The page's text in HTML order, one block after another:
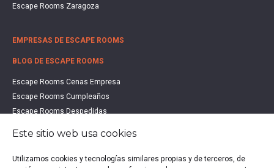
Escape Rooms Zaragoza
EMPRESAS DE ESCAPE ROOMS
BLOG DE ESCAPE ROOMS
Escape Rooms Cenas Empresa
Escape Rooms Cumpleaños
Escape Rooms Despedidas
Escape Rooms Familias
Escape Rooms Halloween
Este sitio web usa cookies
Utilizamos cookies y tecnologías similares propias y de terceros, de